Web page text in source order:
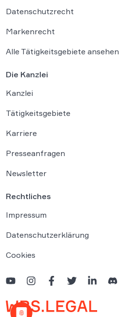
Datenschutzrecht
Markenrecht
Alle Tätigkeitsgebiete ansehen
Die Kanzlei
Kanzlei
Tätigkeitsgebiete
Karriere
Presseanfragen
Newsletter
Rechtliches
Impressum
Datenschutzerklärung
Cookies